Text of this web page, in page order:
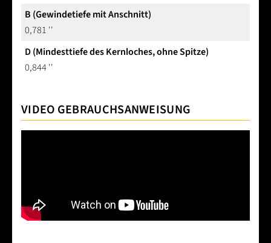
B (Gewindetiefe mit Anschnitt)
0,781 ''
D (Mindesttiefe des Kernloches, ohne Spitze)
0,844 ''
VIDEO GEBRAUCHSANWEISUNG